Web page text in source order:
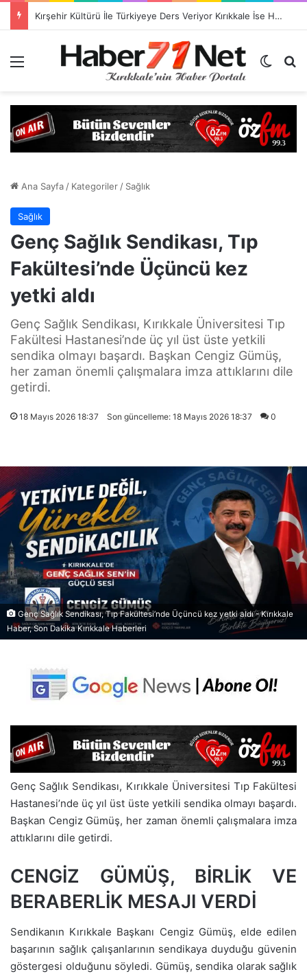
Kırşehir Kültürü İle Türkiyeye Ders Veriyor Kırıkkale İse Hala Seyrediyor !!!
Dış
Ana Sayfa/ Kategoriler/ Sağlık
Sağlık
Genç Sağlık Sendikası, Tıp
Fakültesi’nde Üçüncü kez
yetki aldı
Genç Sağlık Sendikası, Kırıkkale Üniversitesi Tıp
Fakültesi Hastanesi’nde üç yıl üst üste yetkili
sendika olmayı başardı. Başkan Cengiz Gümüş,
her zaman önemli çalışmalara imza attıklarını dile
getirdi.
18 Mayıs 2026 18:37 Son güncelleme: 18 Mayıs 2026 18:37 0
Genç Sağlık Sendikası, Tıp Fakültesi’nde Üçüncü kez yetki aldı - Kırıkkale
Haber, Son Dakika Kırıkkale Haberleri
Genç Sağlık Sendikası, Kırıkkale Üniversitesi Tıp Fakültesi
Hastanesi’nde üç yıl üst üste yetkili sendika olmayı başardı.
Başkan Cengiz Gümüş, her zaman önemli çalışmalara imza
attıklarını dile getirdi.
CENGİZ GÜMÜŞ, BİRLİK VE
BERABERLİK MESAJI VERDİ
Sendikanın Kırıkkale Başkanı Cengiz Gümüş, elde edilen
başarının sağlık çalışanlarının sendikaya duyduğu güvenin
göstergesi olduğunu söyledi. Gümüş, sendika olarak sağlık